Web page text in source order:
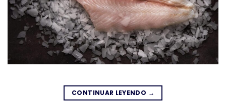
CONTINUAR LEYENDO →